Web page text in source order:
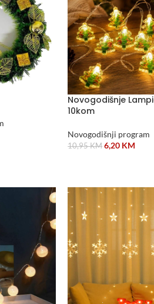
Novogodišnje
10kom
Novogodišnji program
10,95KM 6,20 KM